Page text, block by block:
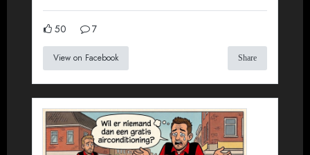
50 7
View on Facebook Share